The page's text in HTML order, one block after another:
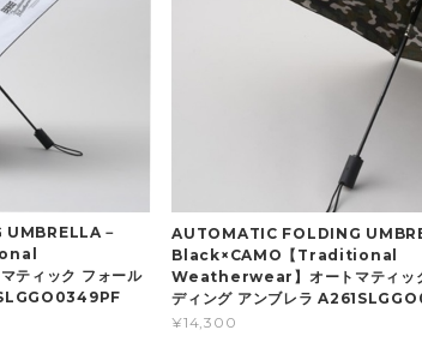
－
ィック フォール
AUTOMATIC FOLDING
Black×CAMO【Traditional
Weatherwear】オートマティッ
ディング アンブレラ
¥14,300